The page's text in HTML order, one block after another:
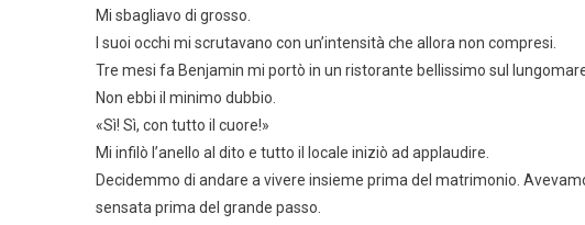
Mi sbagliavo di grosso.
I suoi occhi mi scrutavano con un’intensità che allora non compresi.
Tre mesi fa Benjamin mi portò in un ristorante bellissimo sul
Non ebbi il minimo dubbio.
«Sì! Sì, con tutto il cuore!»
Mi infilò l’anello al dito e tutto il locale iniziò ad applaudire.
Decidemmo di andare a vivere insieme prima del matrimonio.
sensata prima del grande passo.